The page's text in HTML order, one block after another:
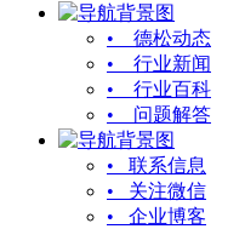
• 德松动态
• 行业新闻
• 行业百科
• 问题解答
• 联系信息
• 关注微信
• 企业博客